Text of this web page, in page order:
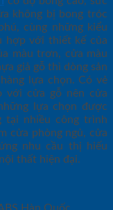
không bị bong tróc
cùng những kiểu
hợp với thiết kế của
màu trơn, cửa màu
giả gỗ thì dòng sản
lựa chọn. Có vẻ
với cửa gỗ nên cửa
lựa chọn được
tại nhiều công trình
cửa phòng ngủ, cửa
nhu cầu thị hiếu
thất hiện đại.